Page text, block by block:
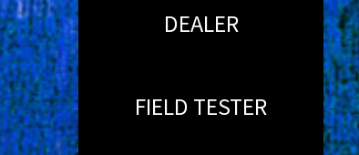
DEALER
FIELD TESTER